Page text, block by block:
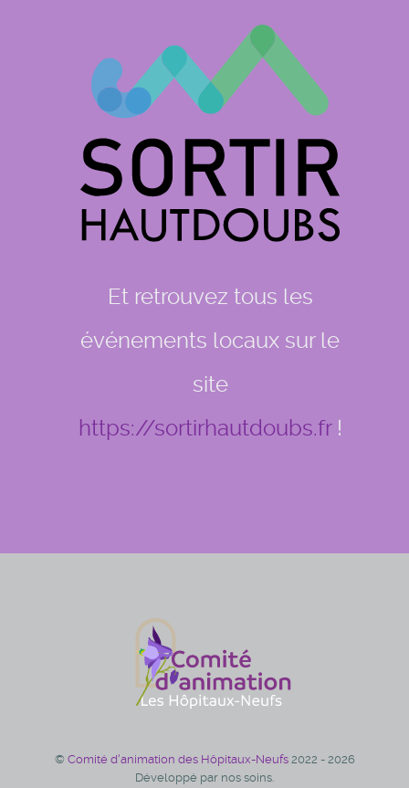
Et retrouvez tous les
événements locaux sur le
site
https://sortirhautdoubs.fr!
© Comité d'animation des Hôpitaux-Neufs 2022 - 2026
Développé par nos soins.